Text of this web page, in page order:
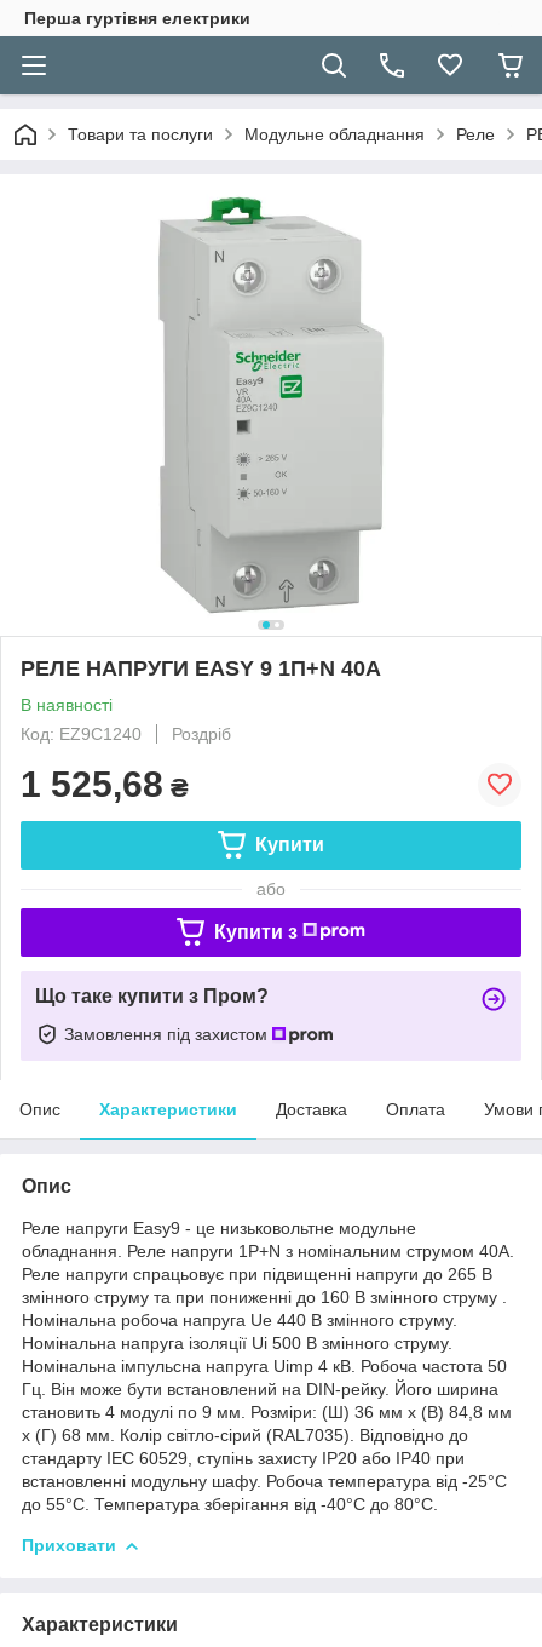
Перша гуртівня електрики
Товари та послуги Модульне обладнання Реле
РЕЛЕ НАПРУГИ EASY 9 1П+N 40A
В наявності
Код: EZ9C1240
Роздріб
1 525,68 ₴
Купити
або
Купити з
Що таке купити з Пром?
Замовлення під захистом
Опис Характеристики Доставка Оплата Умови
Опис
Реле напруги Easy9 - це низьковольтне модульне
обладнання. Реле напруги 1P+N з номінальним струмом 40A.
Реле напруги спрацьовує при підвищенні напруги до 265 В
змінного струму та при пониженні до 160 В змінного струму .
Номінальна робоча напруга Ue 440 В змінного струму.
Номінальна напруга ізоляції Ui 500 В змінного струму.
Номінальна імпульсна напруга Uimp 4 кВ. Робоча частота 50
Гц. Він може бути встановлений на DIN-рейку. Його ширина
становить 4 модулі по 9 мм. Розміри: (Ш) 36 мм x (В) 84,8 мм
x (Г) 68 мм. Колір світло-сірий (RAL7035). Відповідно до
стандарту IEC 60529, ступінь захисту IP20 або IP40 при
встановленні модульну шафу. Робоча температура від -25°C
до 55°C. Температура зберігання від -40°C до 80°C.
Приховати
Характеристики